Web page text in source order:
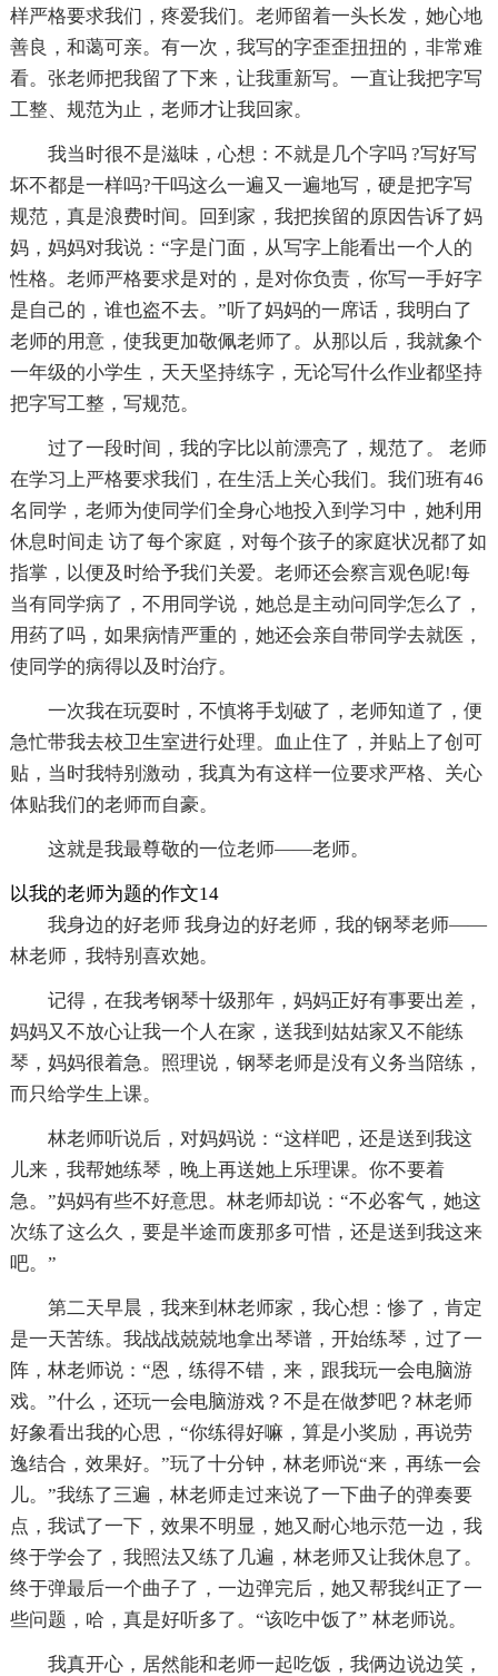
样严格要求我们，疼爱我们。老师留着一头长发，她心地
善良，和蔼可亲。有一次，我写的字歪歪扭扭的，非常难
看。张老师把我留了下来，让我重新写。一直让我把字写
工整、规范为止，老师才让我回家。
我当时很不是滋味，心想：不就是几个字吗 ?写好写
坏不都是一样吗?干吗这么一遍又一遍地写，硬是把字写
规范，真是浪费时间。回到家，我把挨留的原因告诉了妈
妈，妈妈对我说：“字是门面，从写字上能看出一个人的
性格。老师严格要求是对的，是对你负责，你写一手好字
是自己的，谁也盗不去。”听了妈妈的一席话，我明白了
老师的用意，使我更加敬佩老师了。从那以后，我就象个
一年级的小学生，天天坚持练字，无论写什么作业都坚持
把字写工整，写规范。
过了一段时间，我的字比以前漂亮了，规范了。 老师
在学习上严格要求我们，在生活上关心我们。我们班有46
名同学，老师为使同学们全身心地投入到学习中，她利用
休息时间走 访了每个家庭，对每个孩子的家庭状况都了如
指掌，以便及时给予我们关爱。老师还会察言观色呢!每
当有同学病了，不用同学说，她总是主动问同学怎么了，
用药了吗，如果病情严重的，她还会亲自带同学去就医，
使同学的病得以及时治疗。
一次我在玩耍时，不慎将手划破了，老师知道了，便
急忙带我去校卫生室进行处理。血止住了，并贴上了创可
贴，当时我特别激动，我真为有这样一位要求严格、关心
体贴我们的老师而自豪。
这就是我最尊敬的一位老师——老师。
以我的老师为题的作文14
我身边的好老师 我身边的好老师，我的钢琴老师——
林老师，我特别喜欢她。
记得，在我考钢琴十级那年，妈妈正好有事要出差，
妈妈又不放心让我一个人在家，送我到姑姑家又不能练
琴，妈妈很着急。照理说，钢琴老师是没有义务当陪练，
而只给学生上课。
林老师听说后，对妈妈说：“这样吧，还是送到我这
儿来，我帮她练琴，晚上再送她上乐理课。你不要着
急。”妈妈有些不好意思。林老师却说：“不必客气，她这
次练了这么久，要是半途而废那多可惜，还是送到我这来
吧。”
第二天早晨，我来到林老师家，我心想：惨了，肯定
是一天苦练。我战战兢兢地拿出琴谱，开始练琴，过了一
阵，林老师说：“恩，练得不错，来，跟我玩一会电脑游
戏。”什么，还玩一会电脑游戏？不是在做梦吧？林老师
好象看出我的心思，“你练得好嘛，算是小奖励，再说劳
逸结合，效果好。”玩了十分钟，林老师说“来，再练一会
儿。”我练了三遍，林老师走过来说了一下曲子的弹奏要
点，我试了一下，效果不明显，她又耐心地示范一边，我
终于学会了，我照法又练了几遍，林老师又让我休息了。
终于弹最后一个曲子了，一边弹完后，她又帮我纠正了一
些问题，哈，真是好听多了。“该吃中饭了” 林老师说。
我真开心，居然能和老师一起吃饭，我俩边说边笑，